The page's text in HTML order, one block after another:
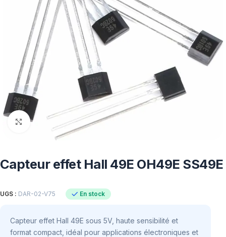
Click to enlarge
Capteur effet Hall 49E OH49E SS49E
UGS : DAR-02-V75 En stock
Capteur effet Hall 49E sous 5V, haute sensibilité et
format compact, idéal pour applications électroniques et